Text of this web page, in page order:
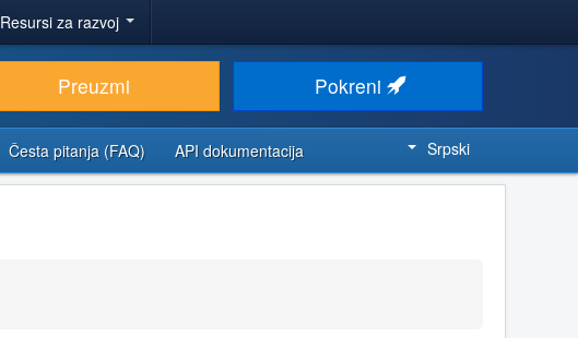
Resursi za razvoj
Preuzmi Pokreni
Česta pitanja (FAQ) API dokumentacija Srpski